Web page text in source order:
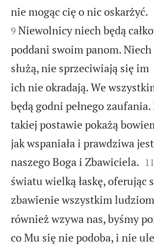
nie mogąc cię o nic oskarżyć.
9 Niewolnicy niech będą
poddani swoim panom.
służą, nie sprzeciwiają się im
ich nie okradają. We
będą godni pełnego
takiej postawie pokażą
jak wspaniała i prawdziwa
naszego Boga i Zbawiciela. 

11
światu wielką łaskę, oferując
zbawienie wszystkim
również wzywa nas, byśmy
co Mu się nie podoba, i nie